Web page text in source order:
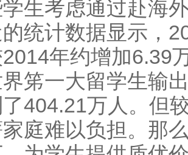
生考虑通过赴海
统计数据显示，
年约增加6.39
笫一大留学生输
了404.21万人。但
庭难以负担。那